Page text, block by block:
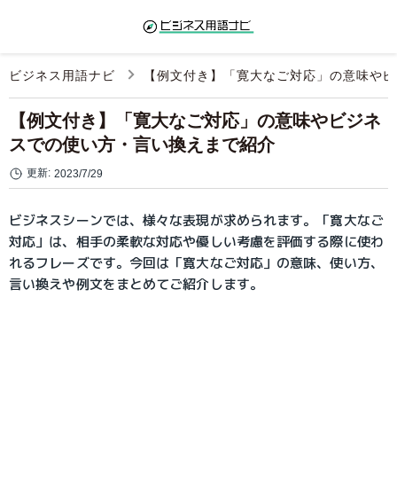
ビジネス用語ナビ 【例文付き】「寛大なご対応」の意味や
【例文付き】「寛大なご対応」の意味やビジネ
スでの使い方・言い換えまで紹介
更新: 2023/7/29
ビジネスシーンでは、様々な表現が求められます。「寛大なご
対応」は、相手の柔軟な対応や優しい考慮を評価する際に使わ
れるフレーズです。今回は「寛大なご対応」の意味、使い方、
言い換えや例文をまとめてご紹介します。